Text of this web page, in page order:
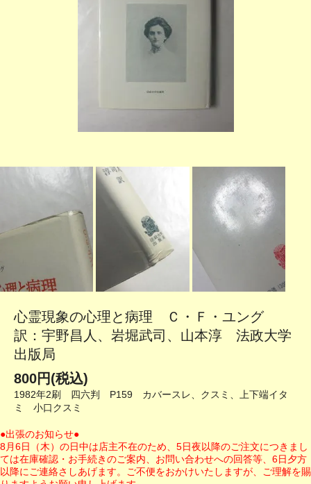
心霊現象の心理と病理 Ｃ・Ｆ・ユング
訳：宇野昌人、岩堀武司、山本淳 法政大学
出版局
800円(税込)
1982年2刷 四六判 P159 カバースレ、クスミ、上下端イタ
ミ 小口クスミ
●出張のお知らせ●
8月6日（木）の日中は店主不在のため、5日夜以降のご注文につきまし
ては在庫確認・お手続きのご案内、お問い合わせへの回答等、6日夕方
以降にご連絡さしあげます。ご不便をおかけいたしますが、ご理解を賜